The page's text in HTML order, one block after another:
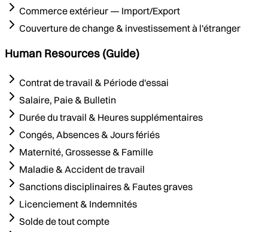
Commerce extérieur — Import/Export
Couverture de change & investissement à l'étranger
Human Resources (Guide)
Contrat de travail & Période d'essai
Salaire, Paie & Bulletin
Durée du travail & Heures supplémentaires
Congés, Absences & Jours fériés
Maternité, Grossesse & Famille
Maladie & Accident de travail
Sanctions disciplinaires & Fautes graves
Licenciement & Indemnités
Solde de tout compte